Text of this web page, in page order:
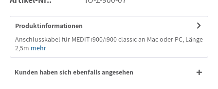
Produktinformationen
Anschlusskabel für MEDIT i900/i900 classic an Mac oder PC, Länge
2,5m mehr
Kunden haben sich ebenfalls angesehen